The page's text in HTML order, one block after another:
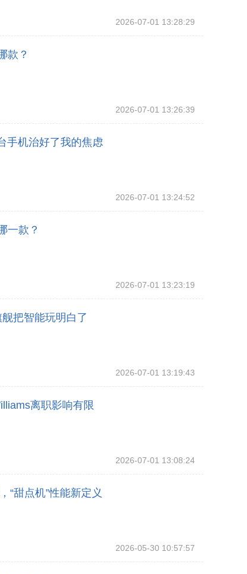
2026-07-01 13:28:29
款？
2026-07-01 13:26:39
手机治好了我的焦虑
2026-07-01 13:24:52
一款？
2026-07-01 13:23:19
把智能玩明白了
2026-07-01 13:19:43
离职影响有限
2026-07-01 13:08:24
“甜点机”性能新定义
2026-05-30 10:57:57